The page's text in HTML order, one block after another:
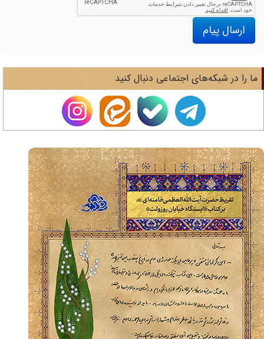
ارسال پیام
را در شبکه‌های اجتماعی دنبال کنید